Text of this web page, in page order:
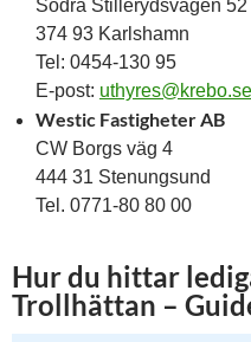
Södra Stillerydsvägen 52
374 93 Karlshamn
Tel: 0454-130 95
E-post: uthyres@krebo.se
Westic Fastigheter AB
CW Borgs väg 4
444 31 Stenungsund
Tel. 0771-80 80 00
Hur du hittar
Trollhättan –